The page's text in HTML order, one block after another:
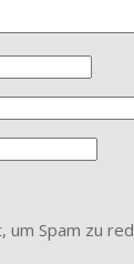
Spam zu